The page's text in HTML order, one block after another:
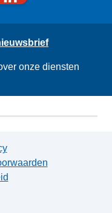
onze diensten